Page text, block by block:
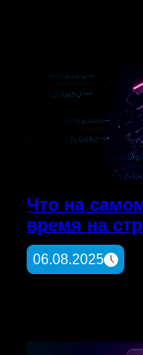
Что на
время на
06.08.2025